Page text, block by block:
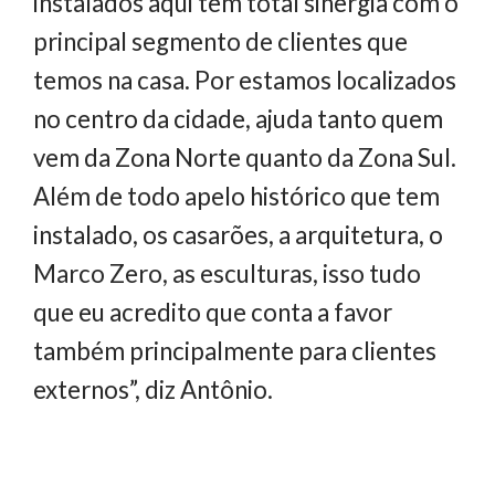
principal segmento de clientes que
temos na casa. Por estamos localizados
no centro da cidade, ajuda tanto quem
vem da Zona Norte quanto da Zona Sul.
Além de todo apelo histórico que tem
instalado, os casarões, a arquitetura, o
Marco Zero, as esculturas, isso tudo
que eu acredito que conta a favor
também principalmente para clientes
externos”, diz Antônio.